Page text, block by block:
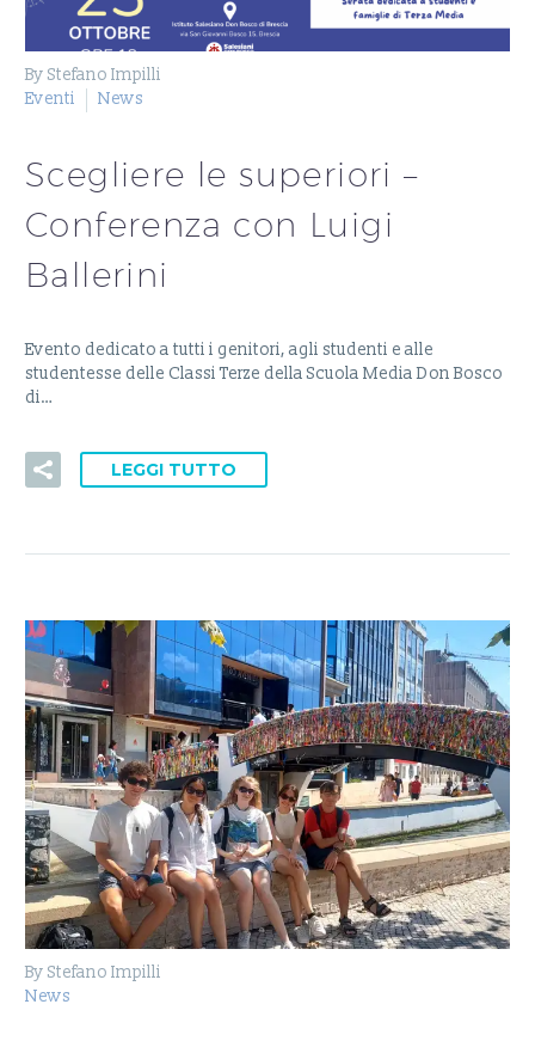
By Stefano Impilli
Eventi
News
Scegliere le superiori –
Conferenza con Luigi
Ballerini
Evento dedicato a tutti i genitori, agli studenti e alle
studentesse delle Classi Terze della Scuola Media Don Bosco
di…
LEGGI TUTTO
By Stefano Impilli
News